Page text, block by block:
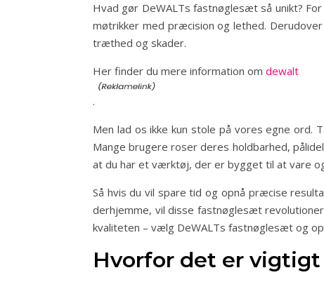
Hvad gør DeWALTs fastnøglesæt så unikt?
møtrikker med præcision og lethed.
træthed og skader.
Her finder du mere information om dewalt
.
Men lad os ikke kun stole på vores egne
Mange brugere roser deres holdbarhed,
at du har et værktøj, der er bygget til at vare
Så hvis du vil spare tid og opnå præcise
derhjemme, vil disse fastnøglesæt
kvaliteten – vælg DeWALTs fastnøglesæt og
Hvorfor det er